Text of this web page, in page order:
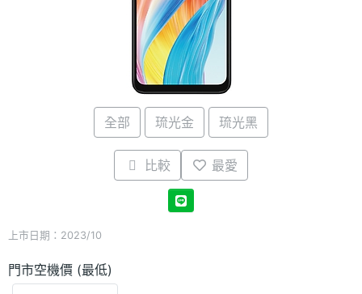
全部 琉光金 琉光黑
比較 最愛
上市日期：2023/10
門市空機價 (最低)